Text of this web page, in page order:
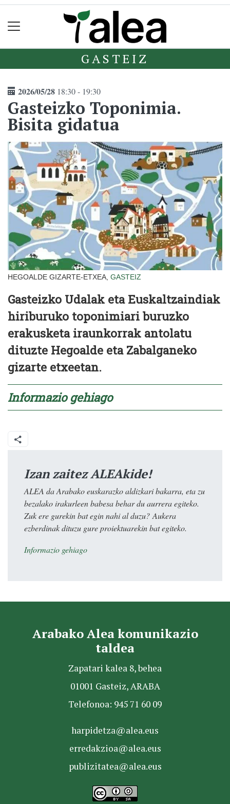
GASTEIZ
2026/05/28 18:30 - 19:30
Gasteizko Toponimia.
Bisita gidatua
HEGOALDE GIZARTE-ETXEA, GASTEIZ
Gasteizko Udalak eta Euskaltzaindiak
hiriburuko toponimiari buruzko
erakusketa iraunkorrak antolatu
dituzte Hegoalde eta Zabalganeko
gizarte etxeetan.
Informazio gehiago
Izan zaitez ALEAkide!
ALEA da Arabako euskarazko aldizkari bakarra, eta zu
bezalako irakurleen babesa behar du aurrera egiteko.
Zuk ere gurekin bat egin nahi al duzu? Aukera
ezberdinak dituzu gure proiektuarekin bat egiteko.
Informazio gehiago
Arabako Alea komunikazio
taldea
Zapatari kalea 8, behea
01001 Gasteiz, ARABA
Telefonoa: 945 71 60 09
harpidetza@alea.eus
erredakzioa@alea.eus
publizitatea@alea.eus